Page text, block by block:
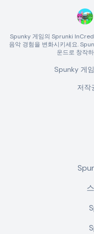
Spunky 게임의 Sprunki
음악 경험을 변화시키세요.
운드로 창작
Spunky 게
저작